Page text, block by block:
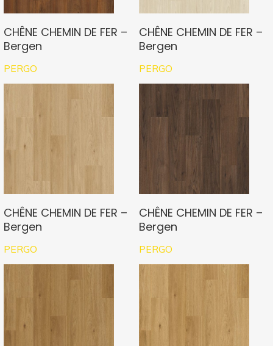
CHÊNE CHEMIN DE FER –
Bergen
PERGO
CHÊNE CHEMIN DE FER –
Bergen
PERGO
CHÊNE CHEMIN DE FER –
Bergen
PERGO
CHÊNE CHEMIN DE FER –
Bergen
PERGO